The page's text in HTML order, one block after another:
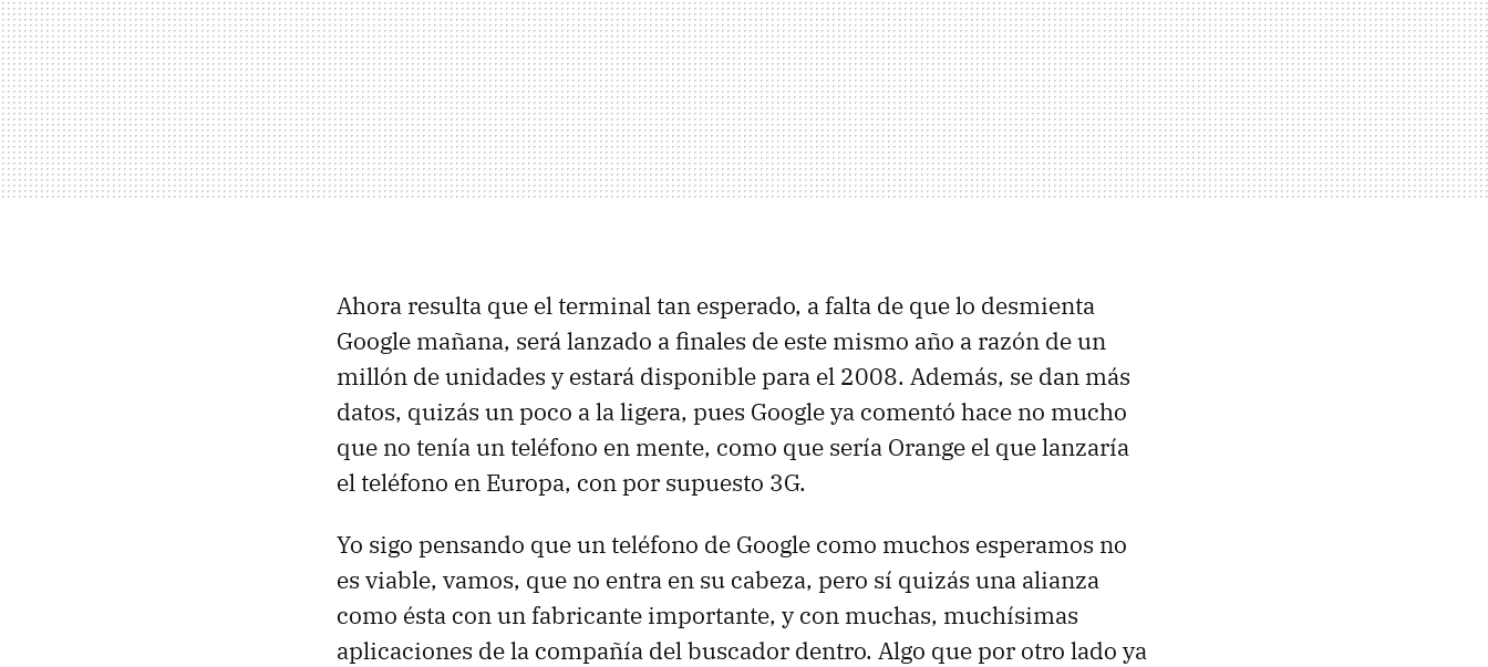
Ahora resulta que el terminal tan esperado, a falta de que lo desmienta
Google mañana, será lanzado a finales de este mismo año a razón de un
millón de unidades y estará disponible para el 2008. Además, se dan más
datos, quizás un poco a la ligera, pues Google ya comentó hace no mucho
que no tenía un teléfono en mente, como que sería Orange el que lanzaría
el teléfono en Europa, con por supuesto 3G.
Yo sigo pensando que un teléfono de Google como muchos esperamos no
es viable, vamos, que no entra en su cabeza, pero sí quizás una alianza
como ésta con un fabricante importante, y con muchas, muchísimas
aplicaciones de la compañía del buscador dentro. Algo que por otro lado ya